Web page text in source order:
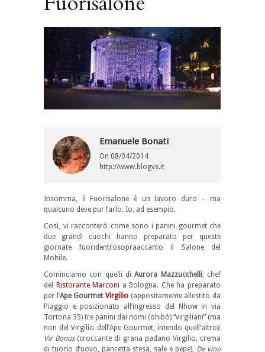
Emanuele Bonati
On 08/04/2014
http://www.blogvs.it
Insomma, il Fuorisalone è un lavoro duro – ma
qualcuno deve pur farlo. Io, ad esempio.
Così, vi racconterò come sono i panini gourmet che
due grandi cuochi hanno preparato per queste
giornate fuoridentrosopraaccanto il Salone del
Mobile.
Cominciamo con quelli diAurora Mazzucchelli, chef
del Ristorante Marconi a Bologna. Che ha preparato
per l’Ape GourmetVirgilio (appositamente allestito da
Piaggio e posizionato all’ingresso del Nhow in via
Tortona 35) tre panini dai nomi (ohibò) “virgiliani” (ma
non del Virgilio dell’Ape Gourmet, intendo quell’altro):
Vir Bonus(croccante di grana padano Virgilio, crema
di tuorlo d’uovo, pancetta stesa, sale e pepe), De vino